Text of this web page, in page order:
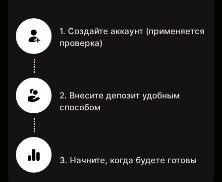
1. Создайте аккаунт (применяется
проверка)
2. Внесите депозит удобным
способом
3. Начните, когда будете готовы